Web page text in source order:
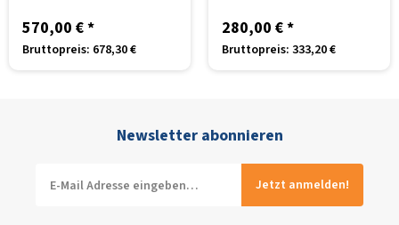
570,00 €*
Bruttopreis: 678,30 €
280,00 €*
Bruttopreis: 333,20 €
Newsletter abonnieren
Jetzt anmelden!